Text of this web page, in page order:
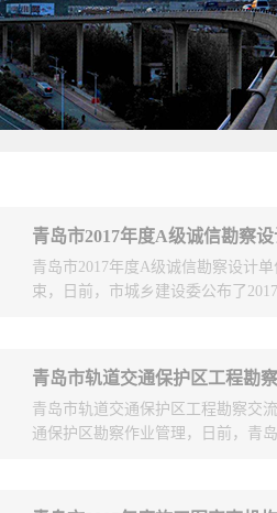
青岛市2017年度A级诚信勘察
青岛市2017年度A级诚信勘察设计
束，日前，市城乡建设委公布了
共计165家企业（含外地入青企业
考核管理办法》“勘察设计单位的
的，考核分数每超过10分，在下一
起,这165家企业在勘察设计招投标
青岛市轨道交通保护区工程勘
青岛市轨道交通保护区工程勘察交
通保护区勘察作业管理，日前，青
成功举办。会议由市城乡建设委、